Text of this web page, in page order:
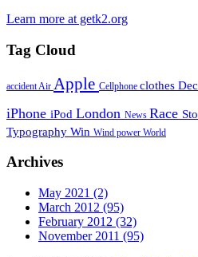
Learn more at getk2.org
Tag Cloud
accident Air Apple Cellphone clothes
iPhone iPod London News Race
Typography Win Wind power World
Archives
May 2021 (2)
March 2012 (95)
February 2012 (32)
November 2011 (95)